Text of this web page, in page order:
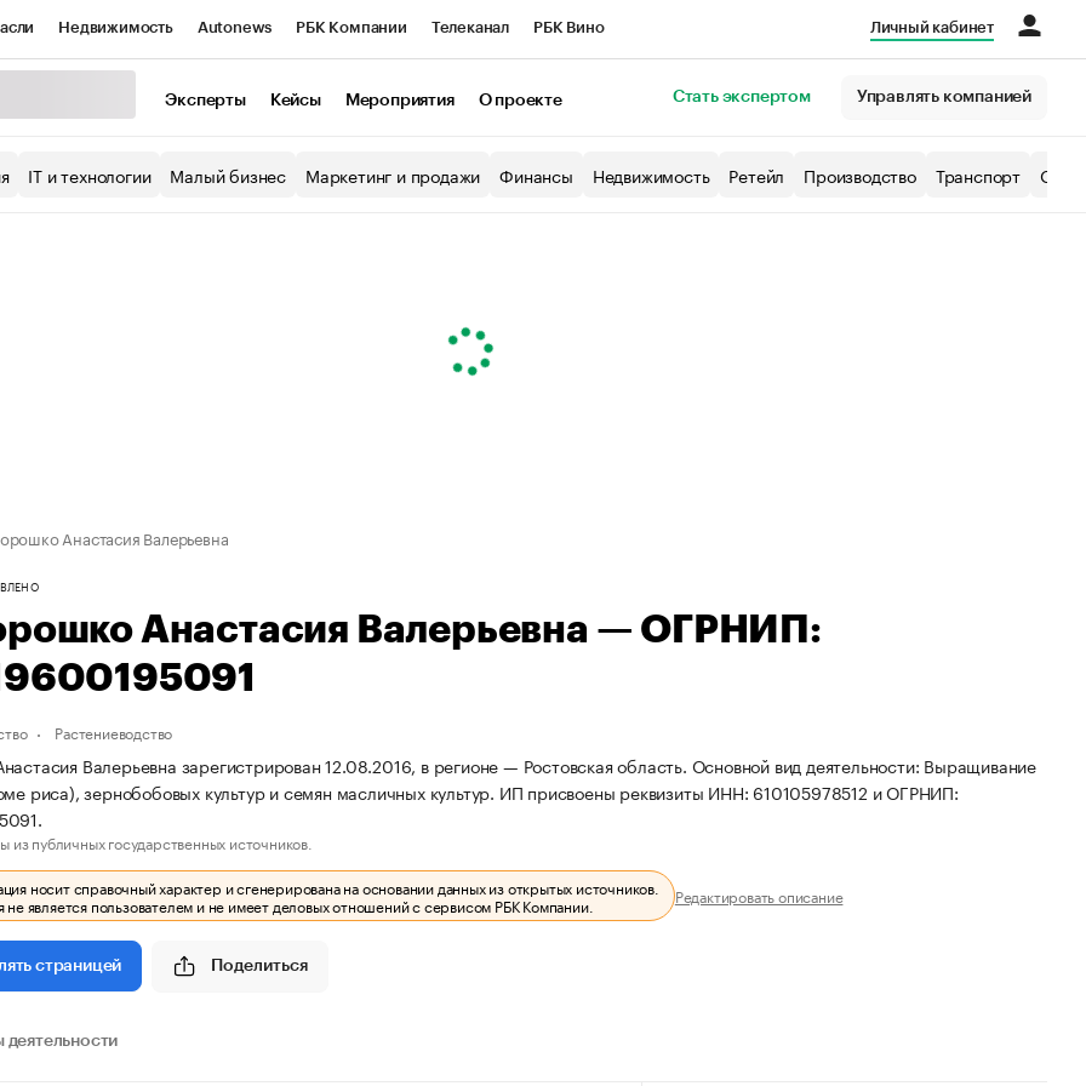
Недвижимость Autonews РБК Компании Телеканал РБК Вино
Экономика Бизнес
Личный кабинет
Эксперты Кейсы Мероприятия О проекте Стать экспертом Управлять компанией
IT и технологии Малый бизнес Маркетинг и продажи Финансы Недвижимость Ретейл Производство Транспорт
Анастасия Валерьевна
Анастасия Валерьевна — ОГРНИП:
Растениеводство
Валерьевна зарегистрирован 12.08.2016, в регионе — Ростовская область. Основной вид деятельности: Выращивание
риса), зернобобовых культур и семян масличных культур. ИП присвоены реквизиты ИНН: 610105978512 и ОГРНИП:
из публичных государственных источников.
носит справочный характер и сгенерирована на основании данных из открытых источников.
не является пользователем и не имеет деловых отношений с сервисом РБК Компании. Редактировать описание
страницей Поделиться
деятельности